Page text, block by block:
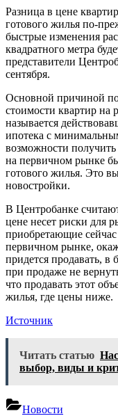
Разница в цене
готового жилья по-
быстрые изменения
квадратного метра
представители
сентября.
Основной причиной
стоимости квартир на
называется
ипотека с
возможности
на первичном рынке
готового жилья. Это
новостройки.
В Центробанке
цене несет риски для
приобретающие
первичном рынке,
придется продавать, в
при продаже не
что продавать этот
жилья, где цены ниже.
Источник
Читать статью
выбор, виды и
Новости